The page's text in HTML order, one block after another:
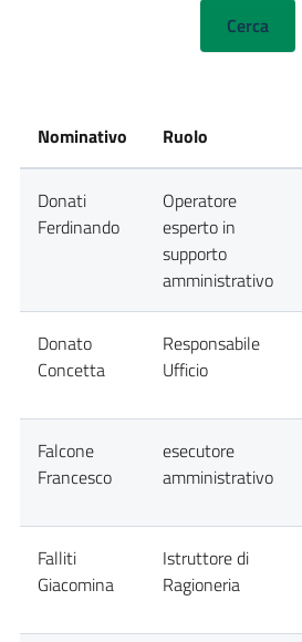
Nominativo Ruolo
Donati
Ferdinando
Operatore
esperto in
supporto
amministrativo
Donato
Concetta
Responsabile
Ufficio
Falcone
Francesco
esecutore
amministrativo
Falliti
Giacomina
Istruttore di
Ragioneria